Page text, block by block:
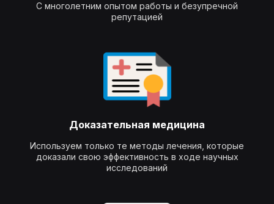
С многолетним опытом работы и безупречной
репутацией
Доказательная медицина
Используем только те методы лечения, которые
доказали свою эффективность в ходе научных
исследований